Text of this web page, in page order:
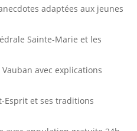
adaptées aux jeunes
Sainte-Marie et les
avec explications
Esprit et ses traditions